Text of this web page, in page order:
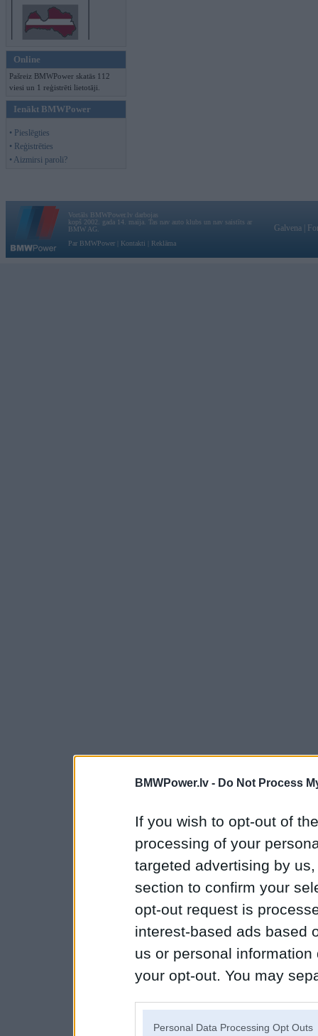
BMWPower.lv - Do Not Process
If you wish to opt-out of
processing of your
targeted advertising by
section to confirm your
opt-out request is
interest-based ads based
us or personal
your opt-out. You may
Personal Data Processing Opt Outs
Online
Pašreiz BMWPower skatās 112
viesi un 1 reģistrēti lietotāji.
Ienākt BMWPower
• Pieslēgties
• Reģistrēties
• Aizmirsi paroli?
Vortāls BMWPower.lv darbojas
kopš 2002. gada 14. maija. Tas nav auto klubs un nav saistīts ar
BMW AG.
Par BMWPower
Kontakti Reklāma
Galvena